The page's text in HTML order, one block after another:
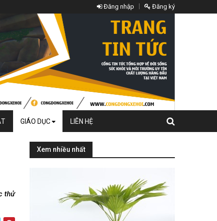
Đăng nhập Đăng ký
GIÁO DỤC LIÊN HỆ
thử
Xem nhiều nhất